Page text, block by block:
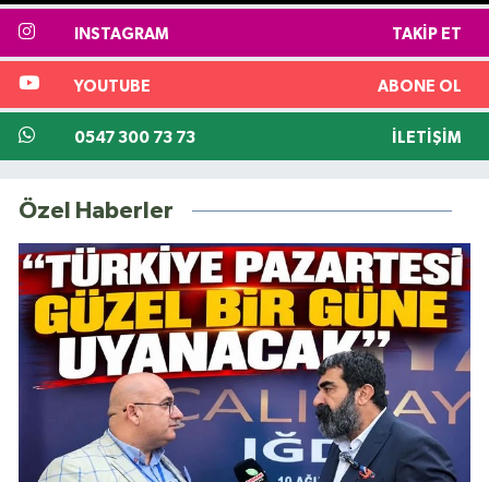
INSTAGRAM TAKIP ET
YOUTUBE ABONE OL
0547 300 73 73 İLETIŞIM
Özel Haberler